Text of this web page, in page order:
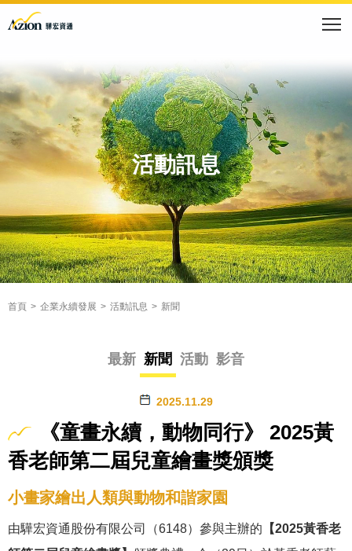
活動訊息
首頁 企業永續發展 活動訊息 新聞
最新 新聞 活動 影音
2025.11.29
《童畫永續，動物同行》 2025黃
香老師第二屆兒童繪畫獎頒獎
小畫家繪出人類與動物和諧家園
由驊宏資通股份有限公司（6148）參與主辦的 【2025黃香老